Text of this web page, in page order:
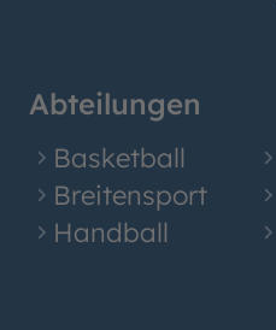
Abteilungen
Basketball
Breitensport
Handball